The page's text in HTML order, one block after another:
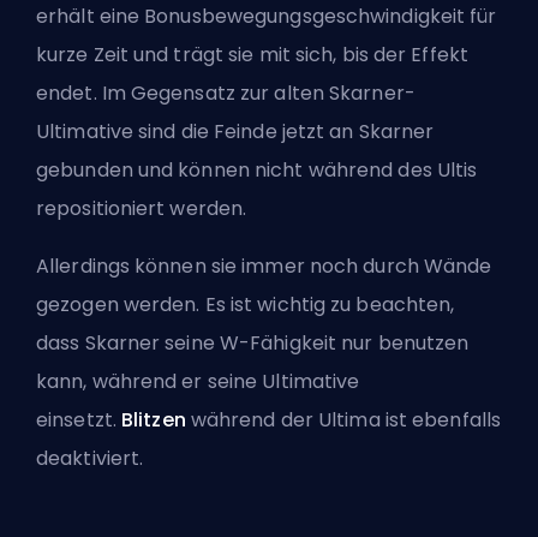
erhält eine Bonusbewegungsgeschwindigkeit für
kurze Zeit und trägt sie mit sich, bis der Effekt
endet. Im Gegensatz zur alten Skarner-
Ultimative sind die Feinde jetzt an Skarner
gebunden und können nicht während des Ultis
repositioniert werden.
Allerdings können sie immer noch durch Wände
gezogen werden. Es ist wichtig zu beachten,
dass Skarner seine W-Fähigkeit nur benutzen
kann, während er seine Ultimative
einsetzt. Blitzen während der Ultima ist ebenfalls
deaktiviert.